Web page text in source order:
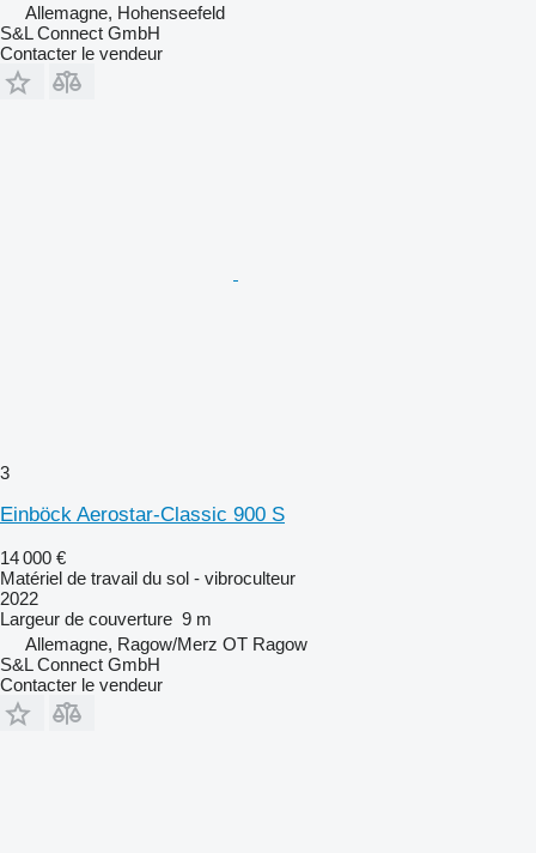
Allemagne, Hohenseefeld
S&L Connect GmbH
Contacter le vendeur
3
Einböck Aerostar-Classic 900 S
14 000 €
Matériel de travail du sol - vibroculteur
2022
Largeur de couverture 9 m
Allemagne, Ragow/Merz OT Ragow
S&L Connect GmbH
Contacter le vendeur